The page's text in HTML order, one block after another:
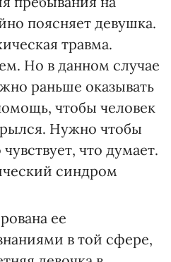
поясняет девушка.
травма.
Но в данном случае
раньше оказывать
чтобы человек
Нужно чтобы
что думает.
синдром
ее
в той сфере,